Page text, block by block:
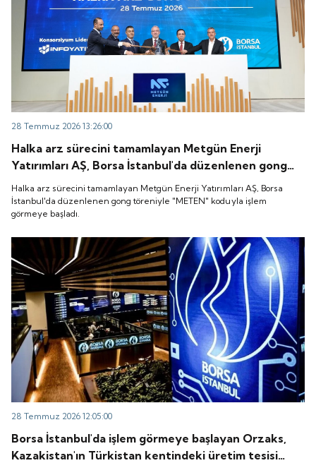
28 Temmuz 2026 13:26:00
Halka arz sürecini tamamlayan Metgün Enerji
Yatırımları AŞ, Borsa İstanbul'da düzenlenen gong
töreniyle "METEN" koduyla işlem görmeye başladı.
Halka arz sürecini tamamlayan Metgün Enerji Yatırımları AŞ, Borsa
İstanbul'da düzenlenen gong töreniyle "METEN" koduyla işlem
görmeye başladı.
28 Temmuz 2026 12:05:00
Borsa İstanbul'da işlem görmeye başlayan Orzaks,
Kazakistan'ın Türkistan kentindeki üretim tesisi